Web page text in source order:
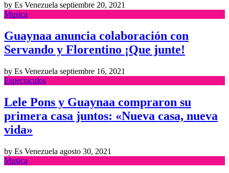
by Es Venezuela septiembre 20, 2021
Musica
Guaynaa anuncia colaboración con
Servando y Florentino ¡Que junte!
by Es Venezuela septiembre 16, 2021
Espectaculos
Lele Pons y Guaynaa compraron su
primera casa juntos: «Nueva casa, nueva
vida»
by Es Venezuela agosto 30, 2021
Musica